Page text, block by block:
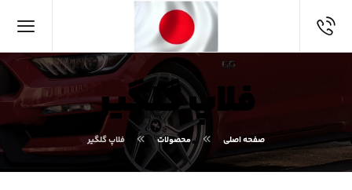
فلاپ گلگیر
صفحه اصلی محصولات فلاپ گلگیر